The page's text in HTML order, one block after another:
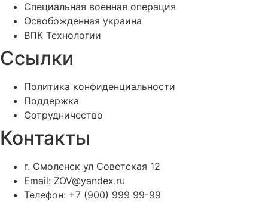
Специальная военная операция
Освобожденная украина
ВПК Технологии
Ссылки
Политика конфиденциальности
Поддержка
Сотрудничество
Контакты
г. Смоленск ул Советская 12
Email: ZOV@yandex.ru
Телефон: +7 (900) 999 99-99